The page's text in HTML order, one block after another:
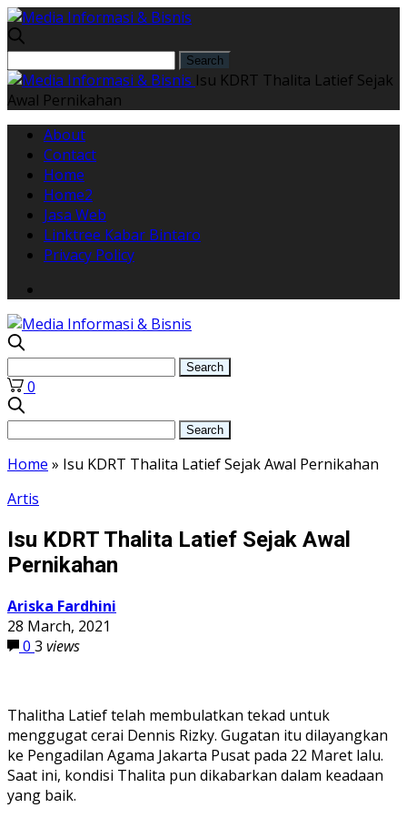
Isu KDRT Thalita Latief Sejak
Awal Pernikahan
About
Contact
Home
Home2
Jasa Web
Linktree Kabar Bintaro
Privacy Policy
0
Home » Isu KDRT Thalita Latief Sejak Awal Pernikahan
Artis
Isu KDRT Thalita Latief Sejak Awal
Pernikahan
Ariska Fardhini
28 March, 2021
0 3 views
Thalitha Latief telah membulatkan tekad untuk
menggugat cerai Dennis Rizky. Gugatan itu dilayangkan
ke Pengadilan Agama Jakarta Pusat pada 22 Maret lalu.
Saat ini, kondisi Thalita pun dikabarkan dalam keadaan
yang baik.